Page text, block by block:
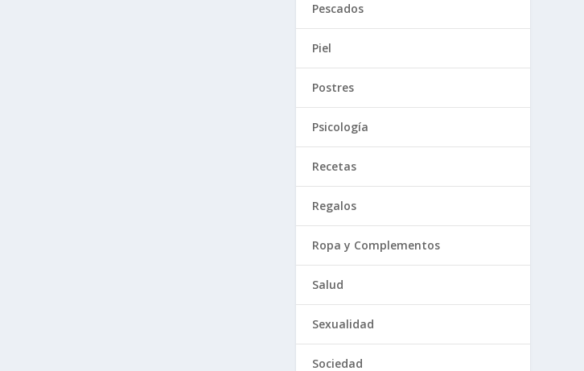
Pescados
Piel
Postres
Psicología
Recetas
Regalos
Ropa y Complementos
Salud
Sexualidad
Sociedad